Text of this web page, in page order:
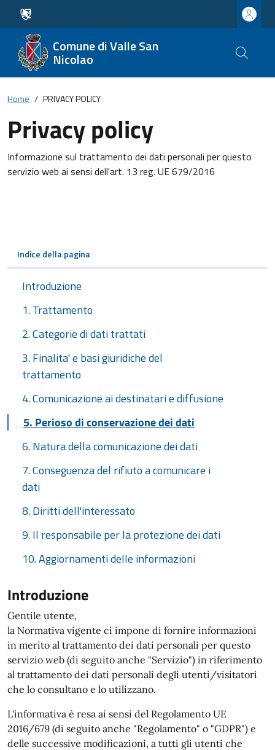
Comune di Valle San
Nicolao
Home PRIVACY POLICY
Privacy policy
Informazione sul trattamento dei dati personali per questo
servizio web ai sensi dell'art. 13 reg. UE 679/2016
Indice della pagina
Introduzione
1. Trattamento
2. Categorie di dati trattati
3. Finalita' e basi giuridiche del
trattamento
4. Comunicazione ai destinatari e diffusione
5. Perioso di conservazione dei dati
6. Natura della comunicazione dei dati
7. Conseguenza del rifiuto a comunicare i
dati
8. Diritti dell'interessato
9. Il responsabile per la protezione dei dati
10. Aggiornamenti delle informazioni
Introduzione
Gentile utente,
la Normativa vigente ci impone di fornire informazioni
in merito al trattamento dei dati personali per questo
servizio web (di seguito anche "Servizio") in riferimento
al trattamento dei dati personali degli utenti/visitatori
che lo consultano e lo utilizzano.
L'informativa è resa ai sensi del Regolamento UE
2016/679 (di seguito anche "Regolamento" o "GDPR") e
delle successive modificazioni, a tutti gli utenti che